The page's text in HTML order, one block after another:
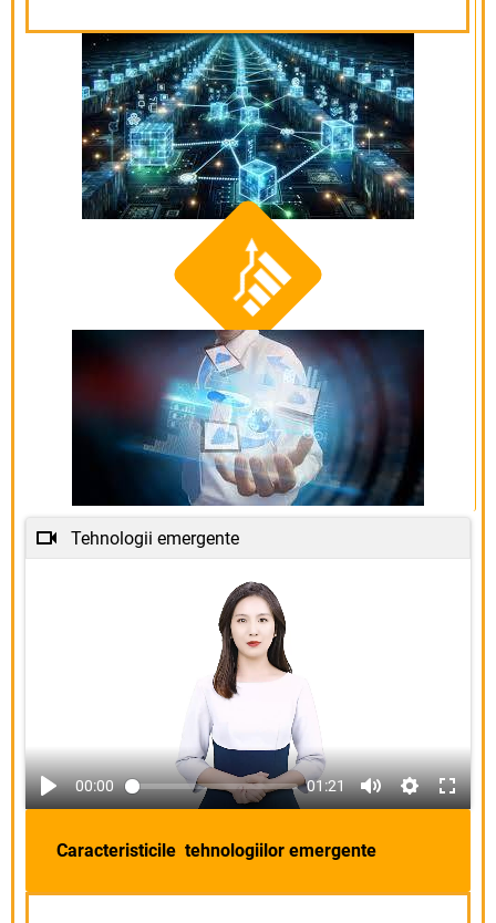
Tehnologii emergente
00:00 01:21
Caracteristicile tehnologiilor emergente